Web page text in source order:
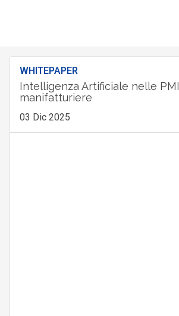
WHITEPAPER
Intelligenza Artificiale nelle PMI
manifatturiere
03 Dic 2025